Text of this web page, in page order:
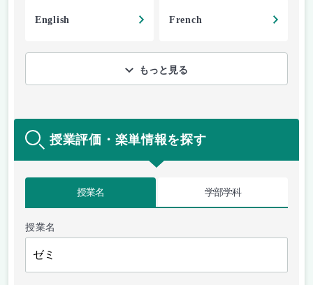
English French
もっと見る
授業評価・楽単情報を探す
授業名 学部学科
授業名